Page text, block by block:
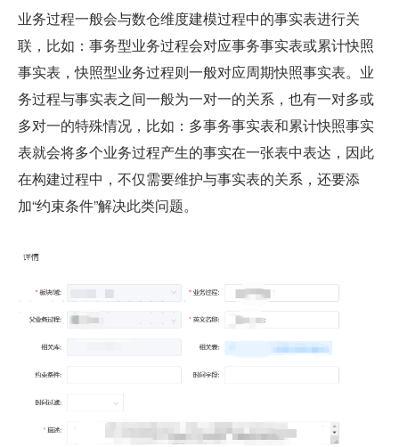
业务过程一般会与数仓维度建模过程中的事实表进行关
联，比如：事务型业务过程会对应事务事实表或累计快照
事实表，快照型业务过程则一般对应周期快照事实表。业
务过程与事实表之间一般为一对一的关系，也有一对多或
多对一的特殊情况，比如：多事务事实表和累计快照事实
表就会将多个业务过程产生的事实在一张表中表达，因此
在构建过程中，不仅需要维护与事实表的关系，还要添
加“约束条件”解决此类问题。